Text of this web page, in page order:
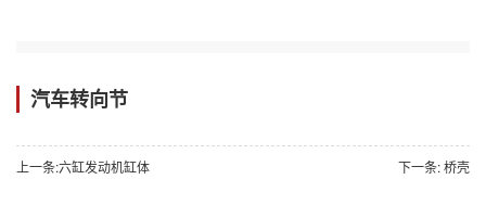
汽车转向节
上一条:六缸发动机缸体 下一条:桥壳